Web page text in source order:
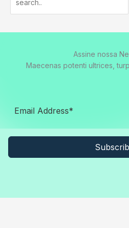
Assine nossa
Maecenas potenti ultrices,